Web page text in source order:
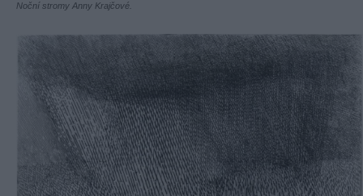
Noční stromy Anny Krajčové.